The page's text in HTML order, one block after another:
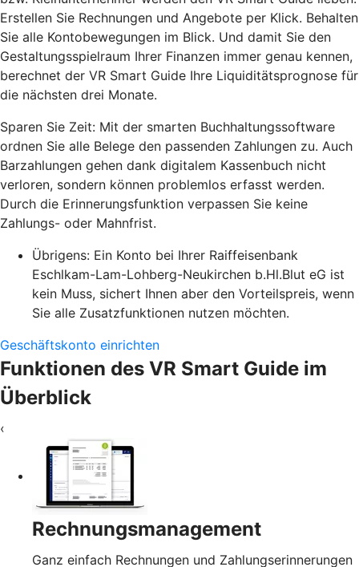
Erstellen Sie Rechnungen und Angebote per Klick. Behalten
Sie alle Kontobewegungen im Blick. Und damit Sie den
Gestaltungsspielraum Ihrer Finanzen immer genau kennen,
berechnet der VR Smart Guide Ihre Liquiditätsprognose für
die nächsten drei Monate.
Sparen Sie Zeit: Mit der smarten Buchhaltungssoftware
ordnen Sie alle Belege den passenden Zahlungen zu. Auch
Barzahlungen gehen dank digitalem Kassenbuch nicht
verloren, sondern können problemlos erfasst werden.
Durch die Erinnerungsfunktion verpassen Sie keine
Zahlungs- oder Mahnfrist.
Übrigens: Ein Konto bei Ihrer Raiffeisenbank
Eschlkam-Lam-Lohberg-Neukirchen b.Hl.Blut eG ist
kein Muss, sichert Ihnen aber den Vorteilspreis, wenn
Sie alle Zusatzfunktionen nutzen möchten.
Geschäftskonto einrichten
Funktionen des VR Smart Guide im
Überblick
‹
Rechnungsmanagement
Ganz einfach Rechnungen und Zahlungserinnerungen